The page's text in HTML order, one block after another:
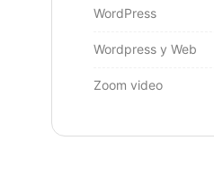
WordPress
Wordpress y Web
Zoom video